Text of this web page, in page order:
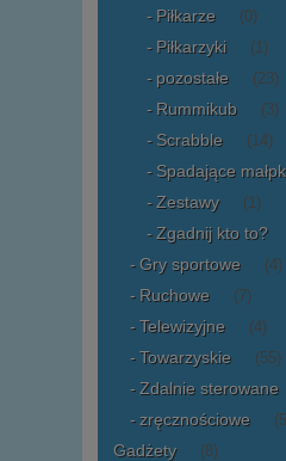
Piłkarze (0)
Piłkarzyki (1)
pozostałe (23)
Rummikub (3)
Scrabble (14)
Spadające
Zestawy (1)
Zgadnij kto to?
Gry sportowe (4)
Ruchowe (7)
Telewizyjne (4)
Towarzyskie (55)
Zdalnie sterowane
zręcznościowe
Gadżety (8)